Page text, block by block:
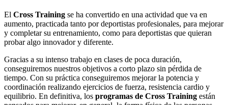
El Cross Training se ha convertido en una actividad que va en
aumento, practicada tanto por deportistas profesionales, para mejorar
y completar su entrenamiento, como para deportistas que quieran
probar algo innovador y diferente.
Gracias a su intenso trabajo en clases de poca duración,
conseguiremos nuestros objetivos a corto plazo sin pérdida de
tiempo. Con su práctica conseguiremos mejorar la potencia y
coordinación realizando ejercicios de fuerza, resistencia cardio y
equilibrio. En definitiva, los programas de Cross Training están